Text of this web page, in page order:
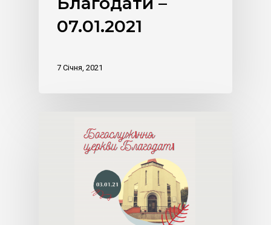
07.01.2021
7 Січня, 2021